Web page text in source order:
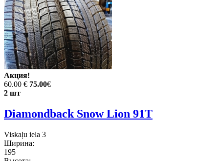
Акция!
60.00 € 75.00€
2 шт
Diamondback Snow Lion 91T
Viskaļu iela 3
Ширина:
195